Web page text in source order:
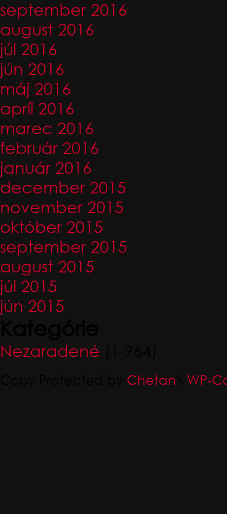
september 2016
august 2016
júl 2016
jún 2016
máj 2016
apríl 2016
marec 2016
február 2016
január 2016
december 2015
november 2015
október 2015
september 2015
august 2015
júl 2015
jún 2015
Nezaradené
Chetan WP-